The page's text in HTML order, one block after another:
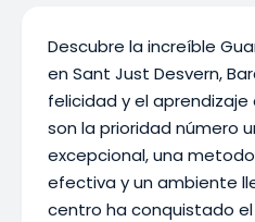
Descubre la increíble
en Sant Just Desvern,
felicidad y el
son la prioridad número
excepcional, una
efectiva y un ambiente
centro ha conquistado